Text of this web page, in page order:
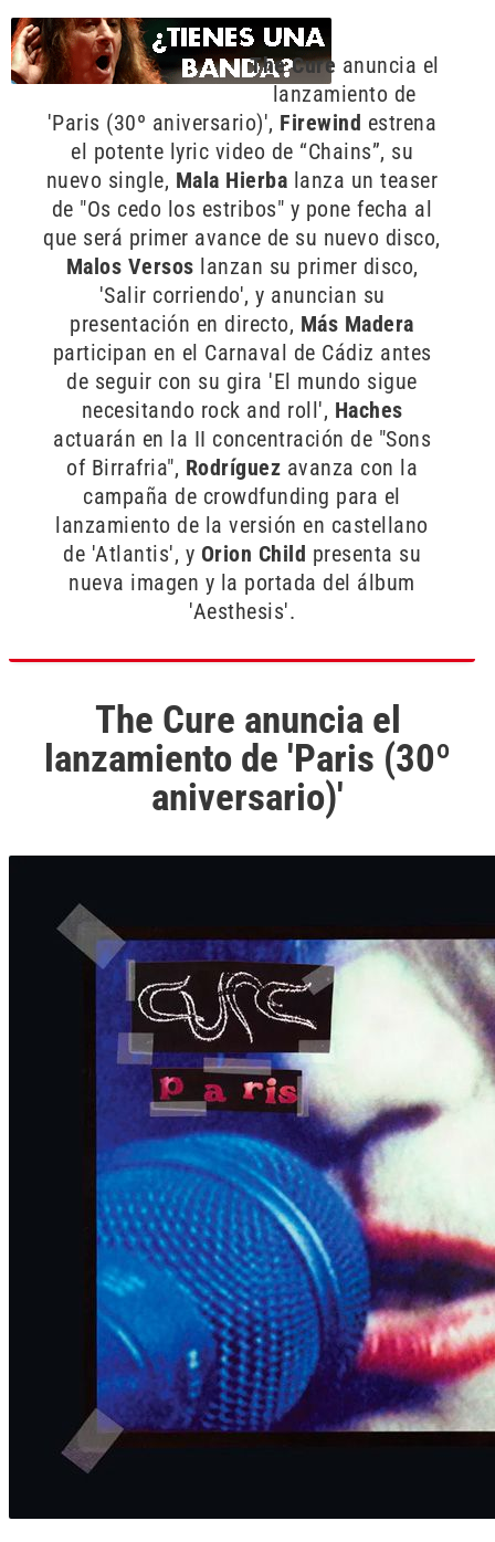
The Cure anuncia el
lanzamiento de
'Paris (30º aniversario)', Firewind estrena
el potente lyric video de “Chains”, su
nuevo single, Mala Hierba lanza un teaser
de "Os cedo los estribos" y pone fecha al
que será primer avance de su nuevo disco,
Malos Versos lanzan su primer disco,
'Salir corriendo', y anuncian su
presentación en directo, Más Madera
participan en el Carnaval de Cádiz antes
de seguir con su gira 'El mundo sigue
necesitando rock and roll', Haches
actuarán en la II concentración de "Sons
of Birrafria", Rodríguez avanza con la
campaña de crowdfunding para el
lanzamiento de la versión en castellano
de 'Atlantis', y Orion Child presenta su
nueva imagen y la portada del álbum
'Aesthesis'.
The Cure anuncia el
lanzamiento de 'Paris (30º
aniversario)'